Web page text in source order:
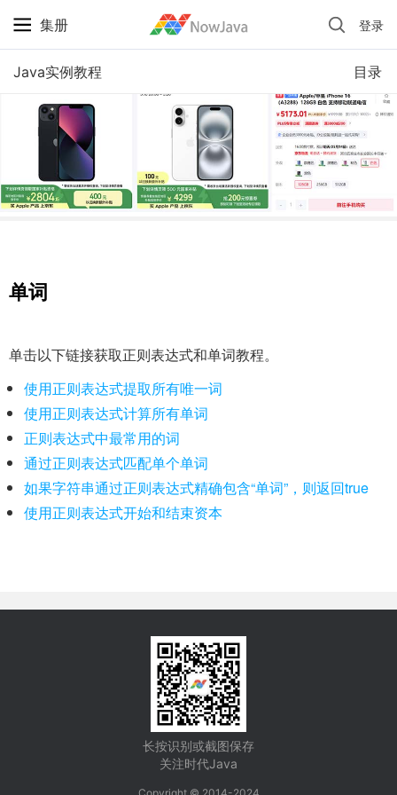
集册 登录
目录
Java实例教程
iPhone 京东自营 + 国补 / 历史最低价
单词
单击以下链接获取正则表达式和单词教程。
使用正则表达式提取所有唯一词
使用正则表达式计算所有单词
正则表达式中最常用的词
通过正则表达式匹配单个单词
如果字符串通过正则表达式精确包含“单词”，则返回true
使用正则表达式开始和结束资本
长按识别或截图保存
关注时代Java